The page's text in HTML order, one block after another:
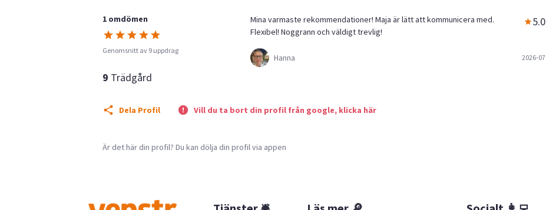
1 omdömen
Genomsnitt av 9 uppdrag
9 Trädgård
Mina varmaste rekommendationer! Maja är lätt att kommunicera med.
Flexibel! Noggrann och väldigt trevlig!
5.0
Hanna 2026-07
Dela Profil Vill du ta bort din profil från google, klicka här
Är det här din profil? Du kan dölja din profil via appen